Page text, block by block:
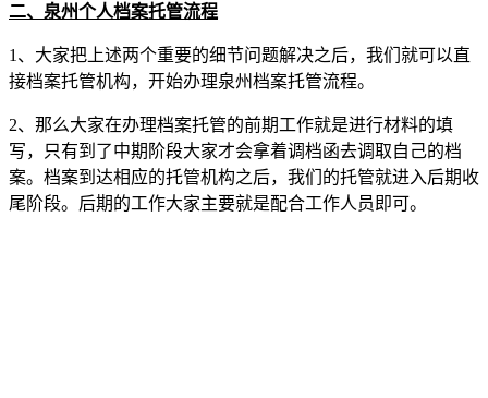
二、泉州个人档案托管流程
1、大家把上述两个重要的细节问题解决之后，我们就可以直
接档案托管机构，开始办理泉州档案托管流程。
2、那么大家在办理档案托管的前期工作就是进行材料的填
写，只有到了中期阶段大家才会拿着调档函去调取自己的档
案。档案到达相应的托管机构之后，我们的托管就进入后期收
尾阶段。后期的工作大家主要就是配合工作人员即可。